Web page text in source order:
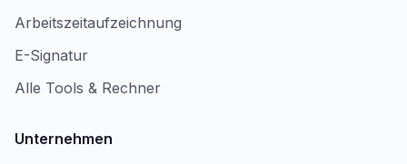
Arbeitszeitaufzeichnung
E-Signatur
Alle Tools & Rechner
Unternehmen